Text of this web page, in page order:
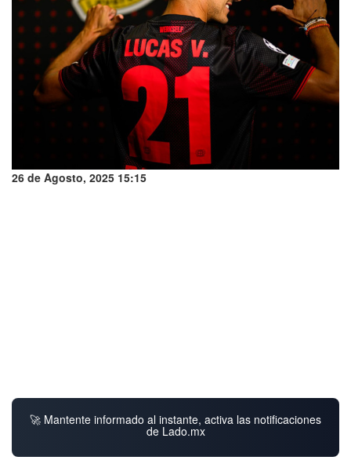
26 de Agosto, 2025 15:15
🚀 Mantente informado al instante, activa las notificaciones
de Lado.mx